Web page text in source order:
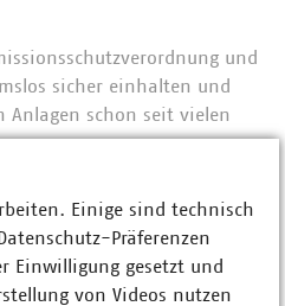
und
sicher einhalten und
Anlagen schon seit vielen
Einige sind technisch
Präferenzen
Einwilligung gesetzt und
von Videos nutzen